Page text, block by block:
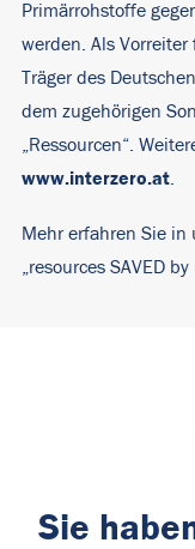
Primärrohstoffe
werden. Als
Träger des
dem zugehörigen
„Ressourcen“.
www.interzero.at
Mehr erfahren Sie in
resources SAVED
Sie